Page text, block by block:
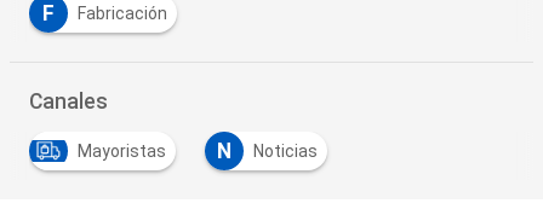
F Fabricación
Canales
Mayoristas N Noticias